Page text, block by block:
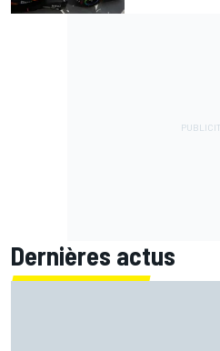
Dernières actus